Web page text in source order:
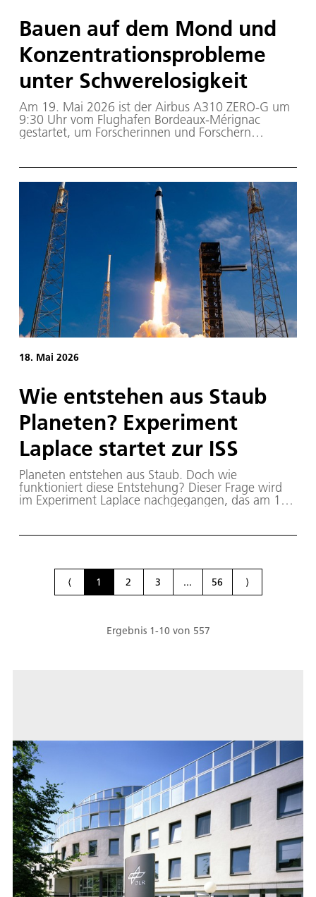
Bauen auf dem Mond und
Konzentrationsprobleme
unter Schwerelosigkeit
Am 19. Mai 2026 ist der Airbus A310 ZERO-G um
9:30 Uhr vom Flughafen Bordeaux-Mérignac
gestartet, um Forscherinnen und Forschern
drei aufeinanderfolgenden Flugtagen während der
46. Parabelflugkampagne der Deutschen
Raumfahrtagentur im Deutschen Zentrum für Luft-
und Raumfahrt (DLR).
18. Mai 2026
Wie entstehen aus Staub
Planeten? Experiment
Laplace startet zur ISS
Planeten entstehen aus Staub. Doch wie
funktioniert diese Entstehung? Dieser Frage wird
im Experiment Laplace nachgegangen, das am 15.
Experiment benötigt stabile Schwerelosigkeit, eine
(DLR) mit Mitteln des Bundesministeriums für
Forschung, Technologie und Raumfahrt (BMFTR)
der den Vorgang der Planetenentstehung bereits
im Jahre 1796 beschrieb.
⟨ 1 2 3 ... 56 ⟩
Ergebnis 1-10 von 557